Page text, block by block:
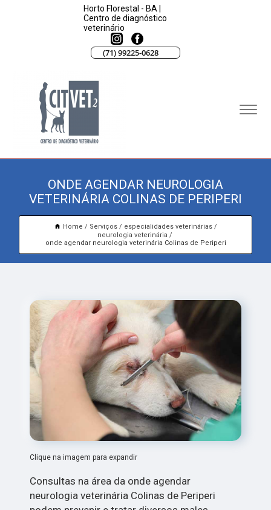
Horto Florestal - BA |
Centro de diagnóstico
veterinário
(71) 99225-0628
ONDE AGENDAR NEUROLOGIA
VETERINÁRIA COLINAS DE PERIPERI
Home Serviços
especialidades veterinárias
neurologia veterinária
onde agendar neurologia veterinária Colinas de Periperi
Clique na imagem para expandir
Consultas na área da onde agendar
neurologia veterinária Colinas de Periperi